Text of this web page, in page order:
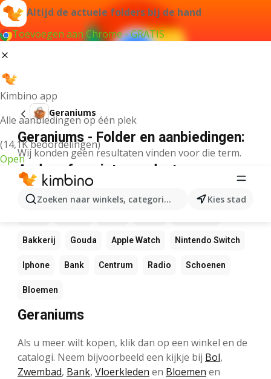
Altijd de actuele folders bij de hand
Toevoegen aan Chrome - GRATIS
Kimbino app
Alle aanbiedingen op één plek
(14,1K beoordelingen)
Open
Zoeken naar winkels, categorieën, producten...
Kies stad
Geraniums
Geraniums - Folder en aanbiedingen:
Wij konden geen resultaten vinden voor die term.
Andere favoriete producten
Bakkerij Gouda Apple Watch Nintendo Switch
Iphone Bank Centrum Radio Schoenen
Bloemen
Geraniums
Als u meer wilt kopen, klik dan op een winkel en de
catalogi. Neem bijvoorbeeld een kijkje bij Bol,
Zwembad, Bank, Vloerkleden en Bloemen en